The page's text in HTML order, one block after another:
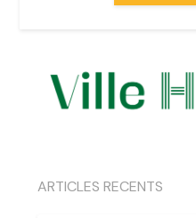
ARTICLES RECENTS